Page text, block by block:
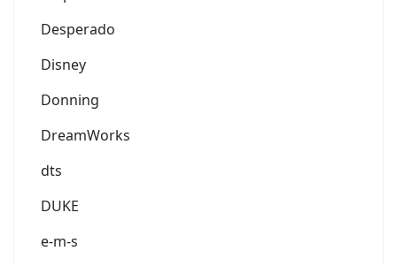
Desperado
Disney
Donning
DreamWorks
dts
DUKE
e-m-s